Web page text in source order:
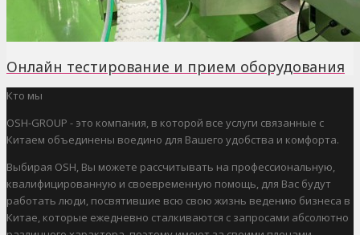
Онлайн тестирование и прием оборудования
Кто мы
OSH-GROUP - это компания, в которой все услуги связанные с
Китаем объединены воедино для Вашего удобства и комфорта.
Выбирая OSH, Вы можете рассчитывать на профессиональную,
квалифицированную и своевременную помощь, для Вас будут
работать люди, посвятившие всю свою жизнь ведению бизнеса в
Китае, которые ежедневно сталкиваются с запросами абсолютно